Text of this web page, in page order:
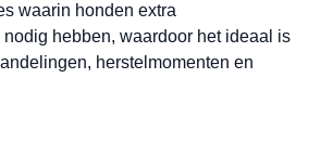
waarin honden extra
hebben, waardoor het ideaal is
herstelmomenten en